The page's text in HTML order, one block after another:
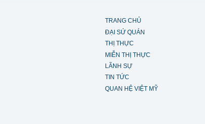
TRANG CHỦ
ĐẠI SỨ QUÁN
THỊ THỰC
MIỄN THỊ THỰC
LÃNH SỰ
TIN TỨC
QUAN HỆ VIỆT MỸ